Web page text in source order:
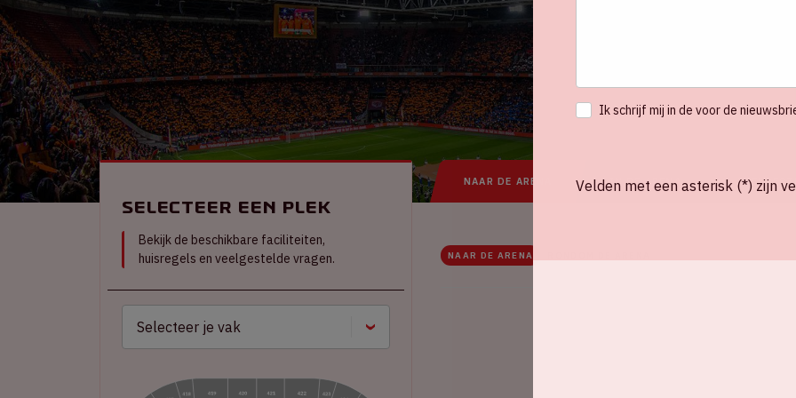
NAAR DE ARENA IN DE ARENA
NAAR DE ARENA
Selecteer een plek
Bekijk de beschikbare faciliteiten,
huisregels en veelgestelde vragen.
Ik schrijf mij in de voor de
Velden met een asterisk (*) zijn